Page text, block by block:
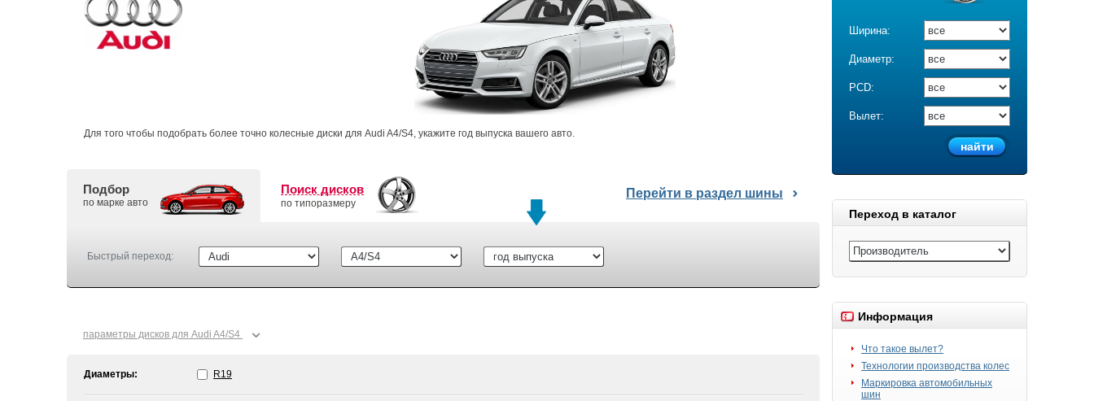
Ширина:
Диаметр:
PCD:
Вылет:
Переход в каталог
Информация
Что такое вылет?
Технологии производства колес
Маркировка автомобильных
шин
Для того чтобы подобрать более точно колесные диски для Audi A4/S4, укажите год выпуска вашего авто.
Перейти в раздел шины
Подбор
по марке авто
Поиск дисков
по типоразмеру
Быстрый переход:
параметры дисков для Audi A4/S4 ⌄
Диаметры: R19